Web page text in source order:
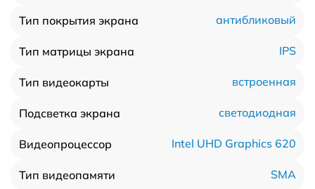
Тип покрытия экрана антибликовый
Тип матрицы экрана IPS
Тип видеокарты встроенная
Подсветка экрана светодиодная
Видеопроцессор Intel UHD Graphics 620
Тип видеопамяти SMA